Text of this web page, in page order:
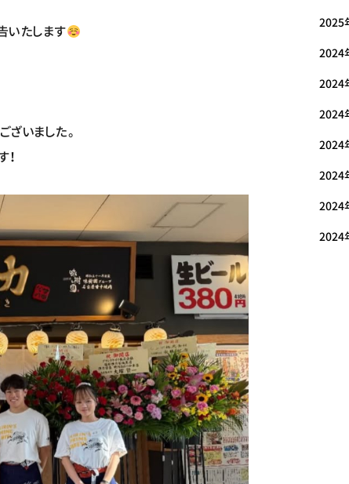
いたします
いました。
2025
2024
2024
2024
2024
2024
2024
2024